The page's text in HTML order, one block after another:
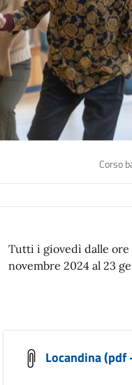
Corso
Tutti i giovedì dalle ore
novembre 2024 al 23
Locandina (pdf